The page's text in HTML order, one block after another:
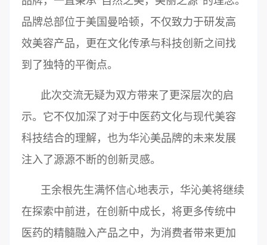
品牌总部位于美国曼哈顿，不仅致力于研发高
效美容产品，更在文化传承与科技创新之间找
到了独特的平衡点。
此次交流无疑为双方带来了更深层次的启
示。它不仅加深了对于中医药文化与现代美容
科技结合的理解，也为华沁美品牌的未来发展
注入了源源不断的创新灵感。
王余根先生满怀信心地表示，华沁美将继续
在探索中前进，在创新中成长，将更多传统中
医药的精髓融入产品之中，为消费者带来更加